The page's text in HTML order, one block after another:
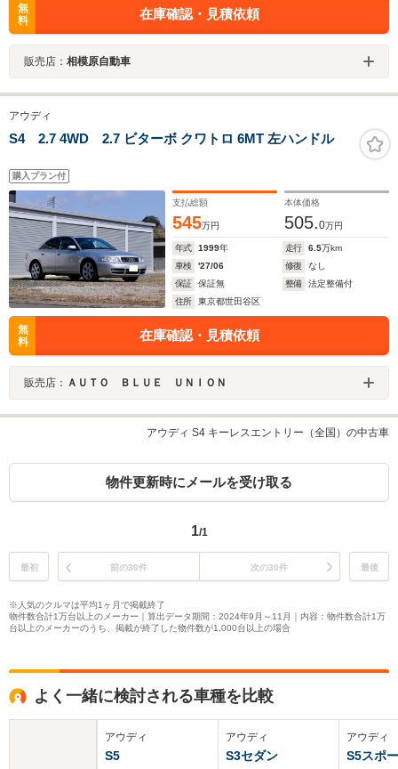
無
料
在庫確認・見積依頼
販売店： 相模原自動車
アウディ
S4 2.7 4WD 2.7 ビターボ クワトロ 6MT 左ハンドル
購入プラン付
支払総額
545万円
本体価格
505.0万円
年式 1999年 走行 6.5万km
車検
'27/06 修復
なし
保証
保証無 整備
法定整備付
住所
東京都世田谷区
無
料
在庫確認・見積依頼
販売店： ＡＵＴＯ ＢＬＵＥ ＵＮＩＯＮ
アウディ S4 キーレスエントリー（全国）の中古車
物件更新時にメールを受け取る
1/1
最初 前の30件 次の30件 最後
※人気のクルマは平均1ヶ月で掲載終了
物件数合計1万台以上のメーカー｜算出データ期間：2024年9月～11月｜内容：物件数合計1万
台以上のメーカーのうち、掲載が終了した物件数が1,000台以上の場合
よく一緒に検討される車種を比較
アウディ
S5
アウディ
S3セダン
アウディ
S5スポ